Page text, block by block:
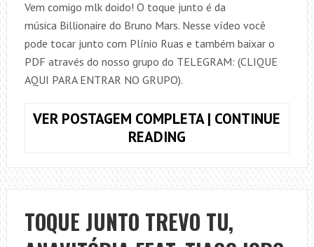
Vem comigo mlk doido! O toque junto é da
música Billionaire do Bruno Mars. Nesse vídeo você
pode tocar junto com Plínio Ruas e também baixar o
PDF através do nosso grupo do TELEGRAM: (CLIQUE
AQUI PARA ENTRAR NO GRUPO).
VER POSTAGEM COMPLETA | CONTINUE
READINGTOQUE
BILLIONAIRE,
BRUNO
MARS
+
TOQUE JUNTO TREVO TU,